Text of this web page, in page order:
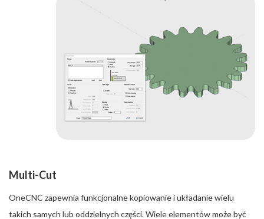
Multi-Cut
OneCNC zapewnia funkcjonalne kopiowanie i układanie wielu
takich samych lub oddzielnych części. Wiele elementów może być